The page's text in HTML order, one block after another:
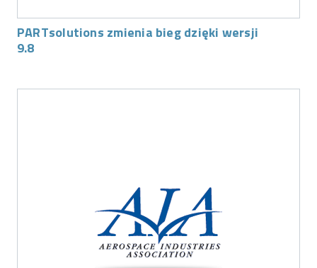
PARTsolutions zmienia bieg dzięki wersji
9.8